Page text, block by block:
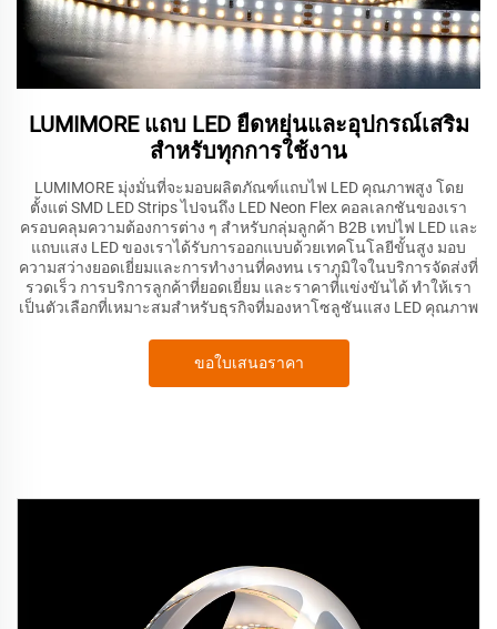
LUMIMORE แถบ LED ยืดหยุ่นและอุปกรณ์เสริม
สำหรับทุกการใช้งาน
LUMIMORE มุ่งมั่นที่จะมอบผลิตภัณฑ์แถบไฟ LED คุณภาพสูง โดย
ตั้งแต่ SMD LED Strips ไปจนถึง LED Neon Flex คอลเลกชันของเรา
ครอบคลุมความต้องการต่าง ๆ สำหรับกลุ่มลูกค้า B2B เทปไฟ LED และ
แถบแสง LED ของเราได้รับการออกแบบด้วยเทคโนโลยีขั้นสูง มอบ
ความสว่างยอดเยี่ยมและการทำงานที่คงทน เราภูมิใจในบริการจัดส่งที่
รวดเร็ว การบริการลูกค้าที่ยอดเยี่ยม และราคาที่แข่งขันได้ ทำให้เรา
เป็นตัวเลือกที่เหมาะสมสำหรับธุรกิจที่มองหาโซลูชันแสง LED คุณภาพ
ขอใบเสนอราคา